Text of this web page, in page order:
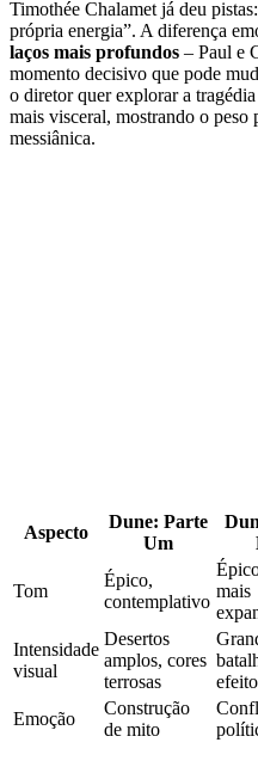
Timothée Chalamet já deu
própria energia”. A diferença
laços mais profundos – Paul e
momento decisivo que pode
o diretor quer explorar a
mais visceral, mostrando o peso
messiânica.
Aspecto
Dune: Parte
Um
Tom
Épico,
contemplativo
mais
Intensidade
visual
Desertos
amplos, cores
terrosas
Emoção
Construção
de mito